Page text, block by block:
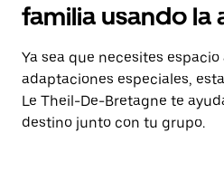
familia usando la
Ya sea que necesites
adaptaciones especiales,
Le Theil-De-Bretagne te
destino junto con tu grupo.